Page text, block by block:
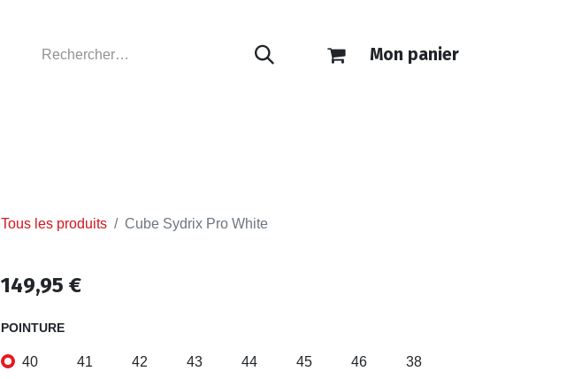
Mon panier
Tous les produits Cube Sydrix Pro White
149,95 €
POINTURE
40 41 42 43 44 45 46 38